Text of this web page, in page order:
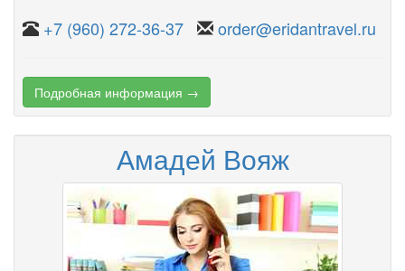
+7 (960) 272-36-37 order@eridantravel.ru
Подробная информация →
Амадей Вояж